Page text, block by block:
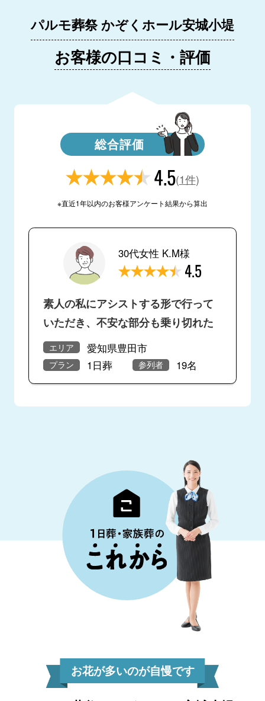
パルモ葬祭 かぞくホール安城小堤
お客様の口コミ・評価
総合評価
4.5(1件)
※直近1年以内のお客様アンケート結果から算出
30代女性 K.M様
4.5
素人の私にアシストする形で行って
いただき、不安な部分も乗り切れた
エリア 愛知県豊田市
プラン 1日葬 参列者 19名
お花が多いのが自慢です